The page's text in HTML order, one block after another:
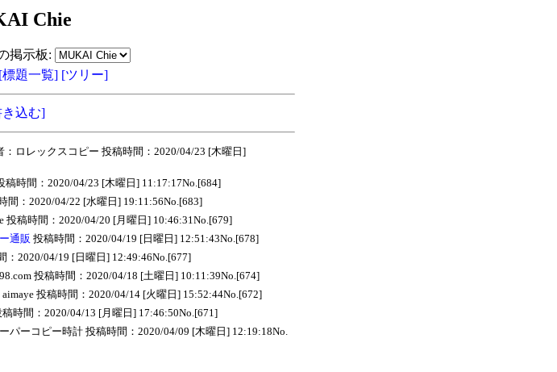
Chie
掲示板:
[標題一覧] [ツリー]
き込む]
：ロレックスコピー 投稿時間：2020/04/23 [木曜日]
稿時間：2020/04/23 [木曜日] 11:17:17No.[684]
間：2020/04/22 [水曜日] 19:11:56No.[683]
投稿時間：2020/04/20 [月曜日] 10:46:31No.[679]
通販 投稿時間：2020/04/19 [日曜日] 12:51:43No.[678]
：2020/04/19 [日曜日] 12:49:46No.[677]
投稿時間：2020/04/18 [土曜日] 10:11:39No.[674]
投稿時間：2020/04/14 [火曜日] 15:52:44No.[672]
時間：2020/04/13 [月曜日] 17:46:50No.[671]
パーコピー時計 投稿時間：2020/04/09 [木曜日] 12:19:18No.